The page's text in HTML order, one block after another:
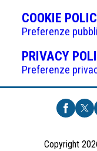
COOKIE
Preferenze
PRIVACY
Preferenze
Copyright